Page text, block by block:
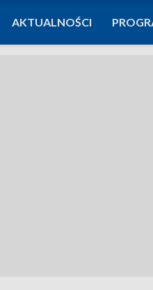
AKTUALNOŚCI